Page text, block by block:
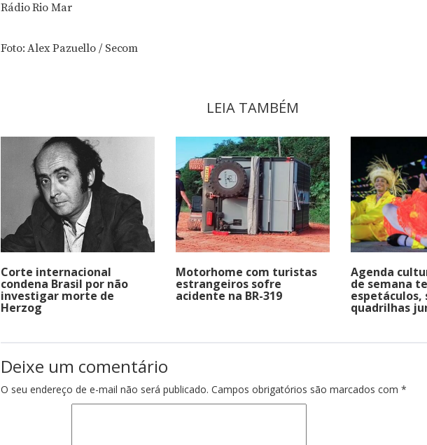
Rádio Rio Mar
Foto: Alex Pazuello / Secom
LEIA TAMBÉM
Corte internacional
condena Brasil por não
investigar morte de
Herzog
Motorhome com turistas
estrangeiros sofre
acidente na BR-319
Agenda
de semana
espetáculos,
quadrilhas
Deixe um comentário
O seu endereço de e-mail não será publicado. Campos obrigatórios são marcados com *